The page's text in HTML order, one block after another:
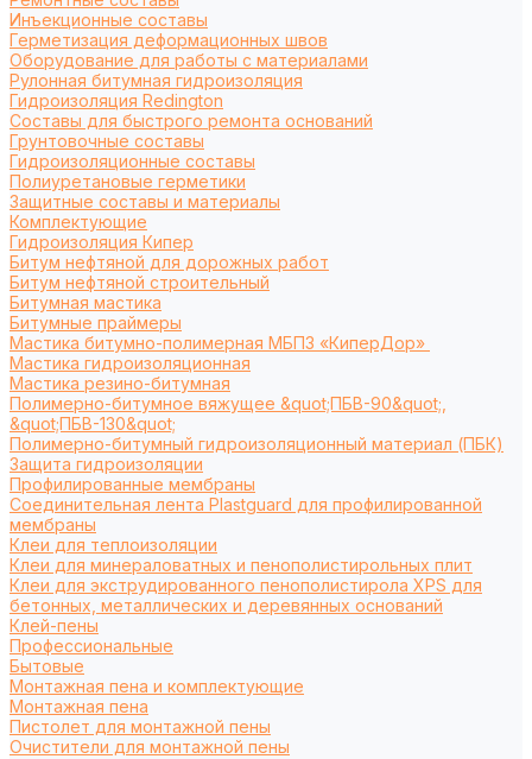
Инъекционные составы
Герметизация деформационных швов
Оборудование для работы с материалами
Рулонная битумная гидроизоляция
Гидроизоляция Redington
Составы для быстрого ремонта оснований
Грунтовочные составы
Гидроизоляционные составы
Полиуретановые герметики
Защитные составы и материалы
Комплектующие
Гидроизоляция Кипер
Битум нефтяной для дорожных работ
Битум нефтяной строительный
Битумная мастика
Битумные праймеры
Мастика битумно-полимерная МБПЗ «КиперДор»
Мастика гидроизоляционная
Мастика резино-битумная
Полимерно-битумное вяжущее &quot;ПБВ-90&quot;,
&quot;ПБВ-130&quot;
Полимерно-битумный гидроизоляционный материал (ПБК)
Защита гидроизоляции
Профилированные мембраны
Соединительная лента Plastguard для профилированной
мембраны
Клеи для теплоизоляции
Клеи для минераловатных и пенополистирольных плит
Клеи для экструдированного пенополистирола XPS для
бетонных, металлических и деревянных оснований
Клей-пены
Профессиональные
Бытовые
Монтажная пена и комплектующие
Монтажная пена
Пистолет для монтажной пены
Очистители для монтажной пены